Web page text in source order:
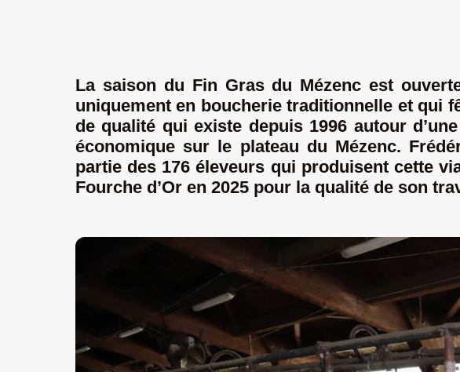
La saison du Fin Gras du Mézenc est
uniquement en boucherie traditionnelle et qui
de qualité qui existe depuis 1996 autour
économique sur le plateau du Mézenc.
partie des 176 éleveurs qui produisent cette
Fourche d’Or en 2025 pour la qualité de son